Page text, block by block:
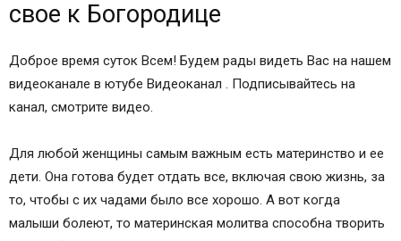
свое к Богородице
Доброе время суток Всем! Будем рады видеть Вас на нашем
видеоканале в ютубе Видеоканал . Подписывайтесь на
канал, смотрите видео.
Для любой женщины самым важным есть материнство и ее
дети. Она готова будет отдать все, включая свою жизнь, за
то, чтобы с их чадами было все хорошо. А вот когда
малыши болеют, то материнская молитва способна творить